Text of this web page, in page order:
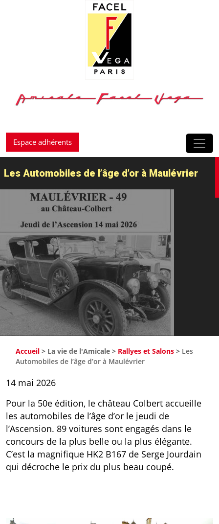
Espace adhérents
Passer au contenu
Les Automobiles de l’âge d’or à Maulévrier
Accueil > La vie de l'Amicale > Rallyes et Salons > Les
Automobiles de l’âge d’or à Maulévrier
14 mai 2026
Pour la 50e édition, le château Colbert accueille
les automobiles de l’âge d’or le jeudi de
l’Ascension. 89 voitures sont engagés dans le
concours de la plus belle ou la plus élégante.
C’est la magnifique HK2 B167 de Serge Jourdain
qui décroche le prix du plus beau coupé.